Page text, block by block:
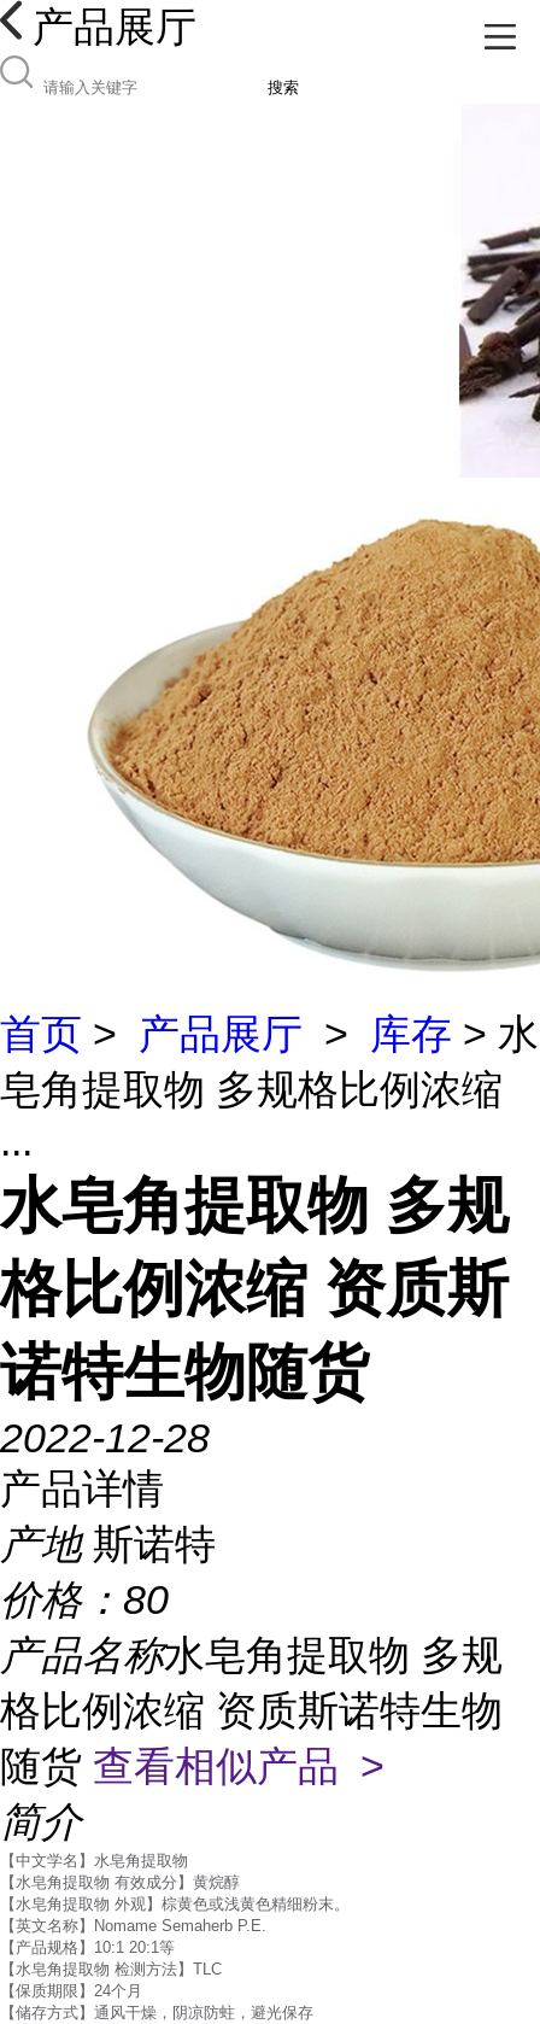
产品展厅
搜索
首页 > 产品展厅 > 库存 > 水
皂角提取物 多规格比例浓缩
...
水皂角提取物 多规
格比例浓缩 资质斯
诺特生物随货
2022-12-28
产品详情
产地 斯诺特
价格： 80
产品名称水皂角提取物 多规
格比例浓缩 资质斯诺特生物
随货 查看相似产品 >
简介
【中文学名】水皂角提取物
【水皂角提取物 有效成分】黄烷醇
【水皂角提取物 外观】棕黄色或浅黄色精细粉末。
【英文名称】Nomame Semaherb P.E.
【产品规格】10:1 20:1等
【水皂角提取物 检测方法】TLC
【保质期限】24个月
【储存方式】通风干燥，阴凉防蛀，避光保存